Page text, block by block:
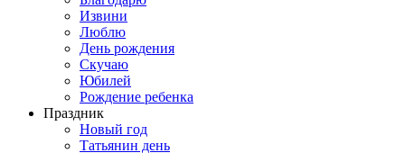
Извини
Люблю
День рождения
Скучаю
Юбилей
Рождение ребенка
Праздник
Новый год
Татьянин день